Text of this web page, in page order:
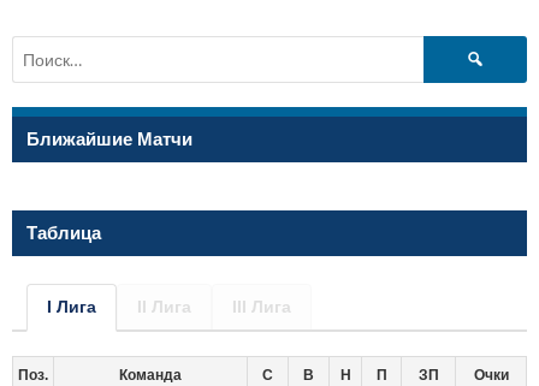
Найти:
Ближайшие Матчи
Таблица
I Лига II Лига III Лига
Поз. Команда С В Н П ЗП Очки